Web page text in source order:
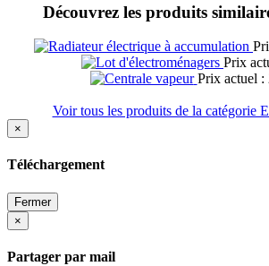
Découvrez les produits
Prix
Prix actuel :
Voir tous les produits de la catégorie
×
Téléchargement
Fermer
×
Partager par mail